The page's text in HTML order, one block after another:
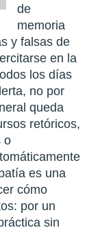
de
memoria
y falsas de
en la
los días
no por
queda
retóricos,
o
es una
cómo
por un
sin